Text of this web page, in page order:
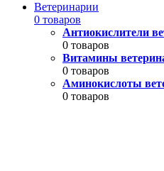
Ветеринарии
0 товаров
Антиокислители
0 товаров
Витамины
0 товаров
Аминокислоты
0 товаров